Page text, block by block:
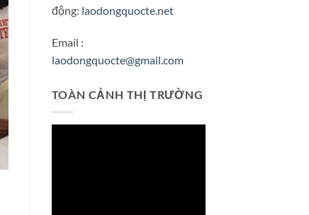
động: laodongquocte.net
Email :
laodongquocte@gmail.com
TOÀN CẢNH THỊ TRƯỜNG